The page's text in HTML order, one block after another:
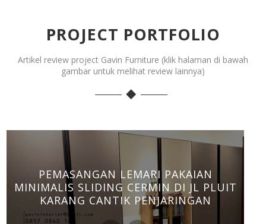
PROJECT PORTFOLIO
Artikel review project Gavin Furniture (klik halaman di bawah
gambar untuk melihat review lainnya)
PEMASANGAN LEMARI PAKAIAN
MINIMALIS SLIDING CERMIN DI JL PLUIT
KARANG CANTIK PENJARINGAN